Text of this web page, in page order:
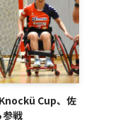
Cup、佐
参戦